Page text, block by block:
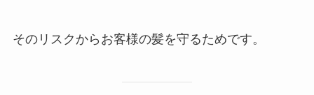
そのリスクからお客様の髪を守るためです。